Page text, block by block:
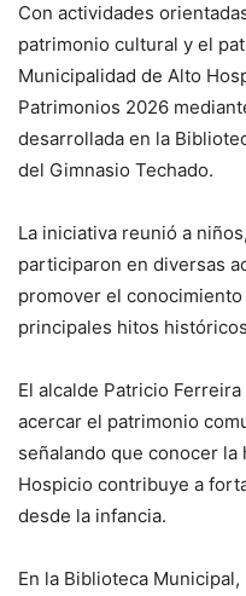
Con actividades
patrimonio cultural y el
Municipalidad de Alto
Patrimonios 2026
desarrollada en la
del Gimnasio Techado.
La iniciativa reunió a
participaron en diversas
promover el
principales hitos
El alcalde Patricio
acercar el patrimonio
señalando que conocer
Hospicio contribuye a
desde la infancia.
En la Biblioteca